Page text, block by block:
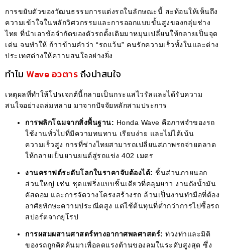
การขยับตัวของวัฒนธรรมการแต่งรถในลักษณะนี้ สะท้อนให้เห็นถึง
ความเข้าใจในหลักวิศวกรรมและการออกแบบขั้นสูงของกลุ่มช่าง
ไทย ที่นำเอาข้อจำกัดของตัวรถดั้งเดิมมาหมุนเปลี่ยนให้กลายเป็นจุด
เด่น จนทำให้ ก้าวข้ามคำว่า “รถแว้น” คนรักความเร็วทั้งในและต่าง
ประเทศต่างให้ความสนใจอย่างยิ่ง
ทำไม Wave อวตารถึงน่าสนใจ
เหตุผลที่ทำให้โปรเจกต์นี้กลายเป็นกระแสไวรัลและได้รับความ
สนใจอย่างถล่มทลาย มาจากปัจจัยหลักสามประการ
การพลิกโฉมจากสิ่งพื้นฐาน: Honda Wave คือภาพจำของรถ
ใช้งานทั่วไปที่มีความทนทาน เรียบง่าย และไม่ได้เน้น
ความเร็วสูง การที่ช่างไทยสามารถเปลี่ยนสภาพรถจ่ายตลาด
ให้กลายเป็นยานยนต์สู่รถแข่ง 402 เมตร
งานคราฟต์ระดับโลกในราคาจับต้องได้: ชิ้นส่วนภายนอก
ส่วนใหญ่ เช่น ชุดแฟริ่งแบบชิ้นเดียวที่คลุมยาว งานถังน้ำมัน
คัสตอม และการจัดวางโครงสร้างรถ ล้วนเป็นงานทำมือที่ต้อง
อาศัยทักษะความประณีตสูง แต่ใช้ต้นทุนที่ต่ำกว่าการไปซื้อรถ
สปอร์ตจากยุโรป
การผสมผสานศาสตร์ทางอากาศพลศาสตร์: ท่วงท่าและมิติ
ของรถถูกคิดค้นมาเพื่อลดแรงต้านของลมในระดับสูงสุด ซึ่ง